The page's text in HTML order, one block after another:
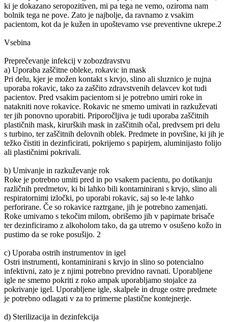
ki je dokazano seropozitiven, mi pa tega ne vemo, oziroma nam
bolnik tega ne pove. Zato je najbolje, da ravnamo z vsakim
pacientom, kot da je kužen in upoštevamo vse preventivne ukrepe.2
Vsebina
Preprečevanje infekcij v zobozdravstvu
a) Uporaba zaščitne obleke, rokavic in mask
Pri delu, kjer je možen kontakt s krvjo, slino ali sluznico je nujna
uporaba rokavic, tako za zaščito zdravstvenih delavcev kot tudi
pacientov. Pred vsakim pacientom si je potrebno umiri roke in
natakniti nove rokavice. Rokavic ne smemo umivati in razkuževati
ter jih ponovno uporabiti. Priporočljiva je tudi uporaba zaščitnih
plastičnih mask, kirurških mask in zaščitnih očal, predvsem pri delu
s turbino, ter zaščitnih delovnih oblek. Predmete in površine, ki jih je
težko čistiti in dezinficirati, pokrijemo s papirjem, aluminijasto folijo
ali plastičnimi pokrivali.
b) Umivanje in razkuževanje rok
Roke je potrebno umiti pred in po vsakem pacientu, po dotikanju
različnih predmetov, ki bi lahko bili kontaminirani s krvjo, slino ali
respiratornimi izločki, po uporabi rokavic, saj so le-te lahko
perforirane. Če so rokavice raztrgane, jih je potrebno zamenjati.
Roke umivamo s tekočim milom, obrišemo jih v papirnate brisače
ter dezinficiramo z alkoholom tako, da ga utremo v osušeno kožo in
pustimo da se roke posušijo. 2
c) Uporaba ostrih instrumentov in igel
Ostri instrumenti, kontaminirani s krvjo in slino so potencialno
infektivni, zato je z njimi potrebno previdno ravnati. Uporabljene
igle ne smemo pokriti z roko ampak uporabljamo stojalce za
pokrivanje igel. Uporabljene igle, skalpele in druge ostre predmete
je potrebno odlagati v za to primerne plastične kontejnerje.
d) Sterilizacija in dezinfekcija